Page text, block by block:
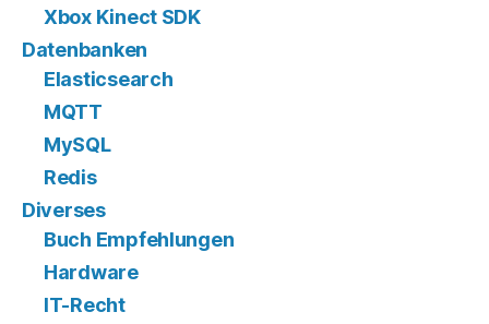
Xbox Kinect SDK
Datenbanken
Elasticsearch
MQTT
MySQL
Redis
Diverses
Buch Empfehlungen
Hardware
IT-Recht